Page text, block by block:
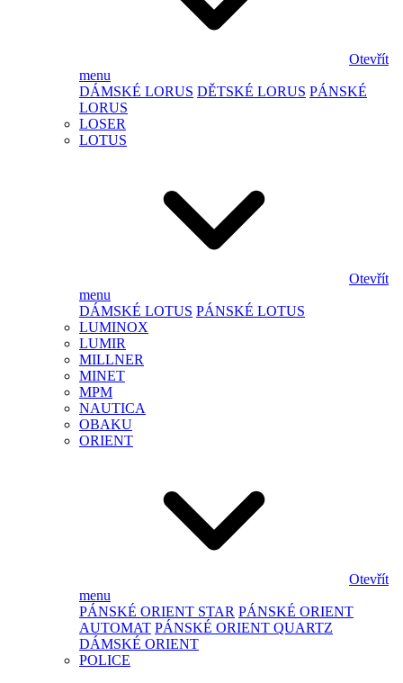
Otevřít
menu
DÁMSKÉ LORUS DĚTSKÉ LORUS PÁNSKÉ
LORUS
LOSER
LOTUS
Otevřít
menu
DÁMSKÉ LOTUS PÁNSKÉ LOTUS
LUMINOX
LUMIR
MILLNER
MINET
MPM
NAUTICA
OBAKU
ORIENT
Otevřít
menu
PÁNSKÉ ORIENT STAR PÁNSKÉ ORIENT
AUTOMAT PÁNSKÉ ORIENT QUARTZ
DÁMSKÉ ORIENT
POLICE